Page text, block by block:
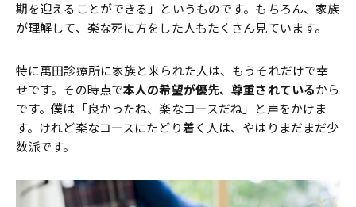
期を迎えることができる」というものです。もちろん、家族
が理解して、楽な死に方をした人もたくさん見ています。
特に萬田診療所に家族と来られた人は、もうそれだけで幸
せです。その時点で本人の希望が優先、尊重されているから
です。僕は「良かったね、楽なコースだね」と声をかけま
す。けれど楽なコースにたどり着く人は、やはりまだまだ少
数派です。